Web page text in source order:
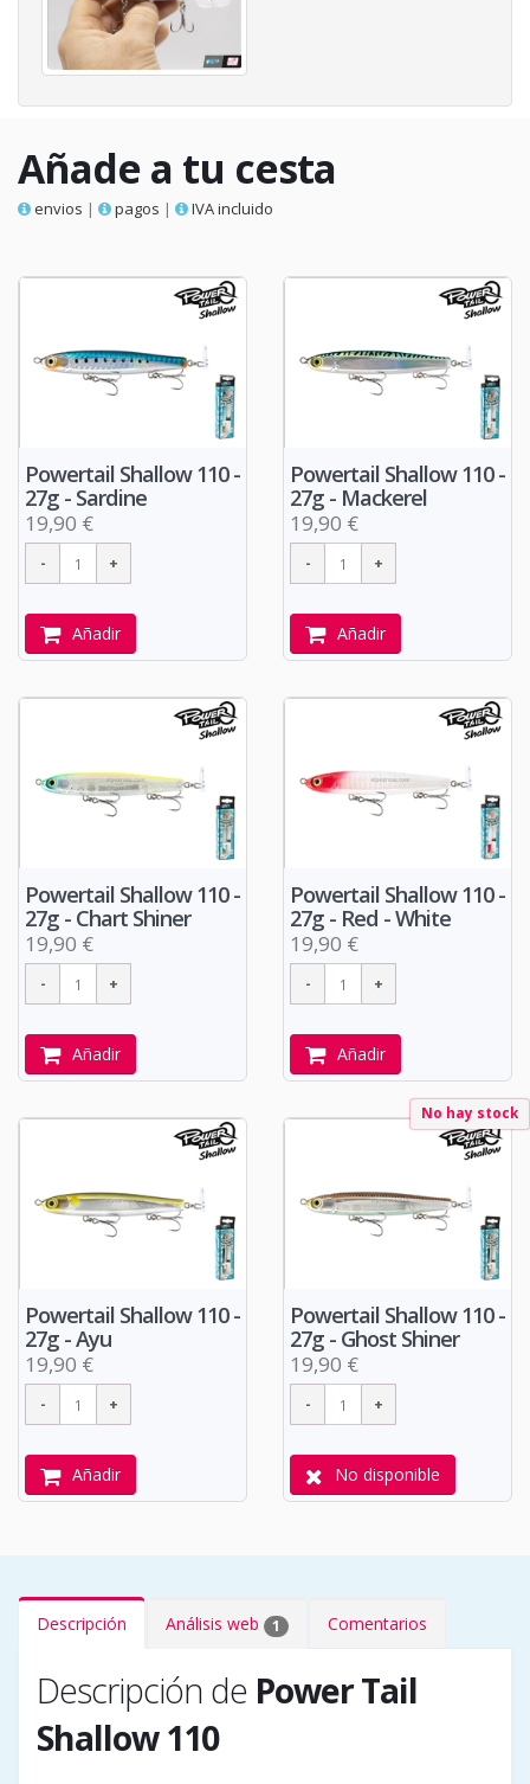
Añade a tu cesta
envios | pagos | IVA incluido
Powertail Shallow 110 -
27g - Sardine
19,90 €
Añadir
Powertail Shallow 110 -
27g - Mackerel
19,90 €
Añadir
Powertail Shallow 110 -
27g - Chart Shiner
19,90 €
Añadir
Powertail Shallow 110 -
27g - Red - White
19,90 €
Añadir
Powertail Shallow 110 -
27g - Ayu
19,90 €
Añadir
No hay stock
Powertail Shallow 110 -
27g - Ghost Shiner
19,90 €
No disponible
Descripción Análisis web 1 Comentarios
Descripción de Power Tail
Shallow 110